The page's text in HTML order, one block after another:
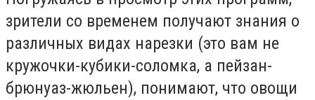
зрители со временем получают знания о
различных видах нарезки (это вам не
кружочки-кубики-соломка, а пейзан-
брюнуаз-жюльен), понимают, что овощи